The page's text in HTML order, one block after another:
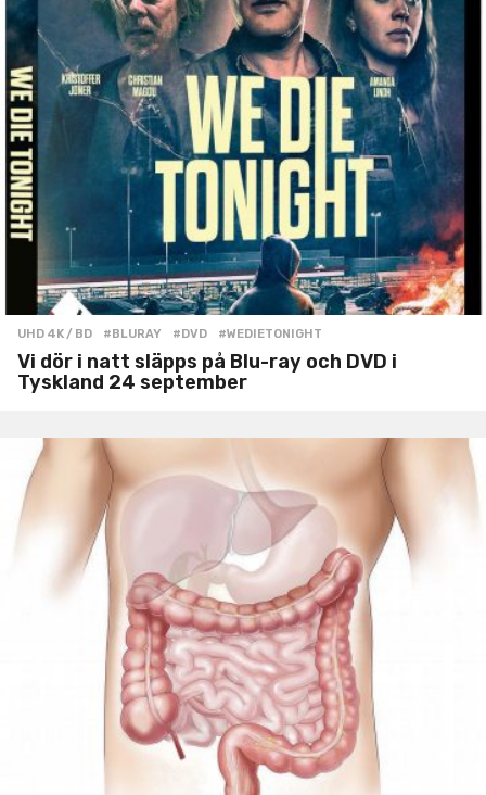
UHD 4K / BD #BLURAY ,#DVD ,#WEDIETONIGHT
Vi dör i natt släpps på Blu-ray och DVD i
Tyskland 24 september